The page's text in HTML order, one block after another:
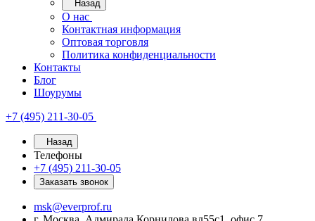
Назад
О нас
Контактная информация
Оптовая торговля
Политика конфиденциальности
Контакты
Блог
Шоурумы
+7 (495) 211-30-05
Назад
Телефоны
+7 (495) 211-30-05
Заказать звонок
msk@everprof.ru